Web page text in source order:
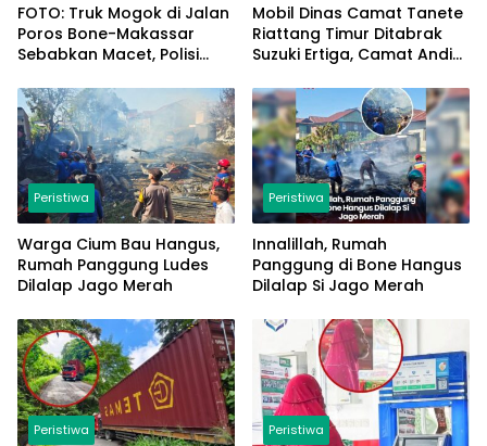
FOTO: Truk Mogok di Jalan
Poros Bone-Makassar
Sebabkan Macet, Polisi
Mobil Dinas Camat Tanete
Riattang Timur Ditabrak
Suzuki Ertiga, Camat Andi
Saya Baik-Baik Saja
Peristiwa
Warga Cium Bau Hangus,
Rumah Panggung Ludes
Dilalap Jago Merah
Peristiwa
Innalillah, Rumah
Panggung di Bone Hangus
Dilalap Si Jago Merah
Peristiwa Peristiwa